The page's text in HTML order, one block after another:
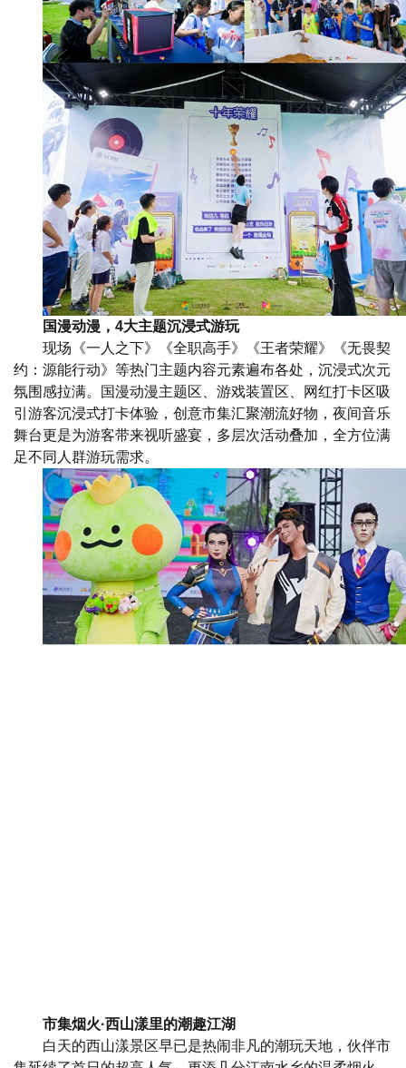
国漫动漫，4大主题沉浸式游玩
现场《一人之下》《全职高手》《王者荣耀》《无畏契
约：源能行动》等热门主题内容元素遍布各处，沉浸式次元
氛围感拉满。国漫动漫主题区、游戏装置区、网红打卡区吸
引游客沉浸式打卡体验，创意市集汇聚潮流好物，夜间音乐
舞台更是为游客带来视听盛宴，多层次活动叠加，全方位满
足不同人群游玩需求。
市集烟火·西山漾里的潮趣江湖
白天的西山漾景区早已是热闹非凡的潮玩天地，伙伴市